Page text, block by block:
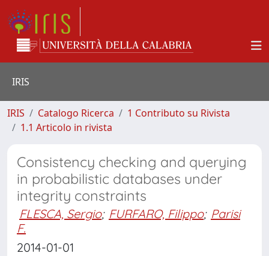
IRIS
IRIS Catalogo Ricerca
1 Contributo su Rivista
1.1 Articolo in rivista
Consistency checking and querying
in probabilistic databases under
integrity constraints
FLESCA, Sergio; FURFARO, Filippo; Parisi
F.
2014-01-01